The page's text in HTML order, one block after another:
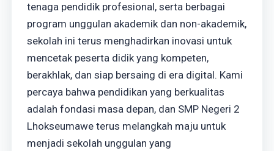
tenaga pendidik profesional, serta berbagai
program unggulan akademik dan non-akademik,
sekolah ini terus menghadirkan inovasi untuk
mencetak peserta didik yang kompeten,
berakhlak, dan siap bersaing di era digital. Kami
percaya bahwa pendidikan yang berkualitas
adalah fondasi masa depan, dan SMP Negeri 2
Lhokseumawe terus melangkah maju untuk
menjadi sekolah unggulan yang